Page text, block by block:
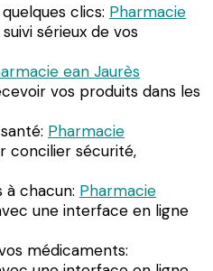
clics: Pharmacie
sérieux de vos
ean Jaurès
vos produits dans les
Pharmacie
concilier sécurité,
à chacun: Pharmacie
une interface en ligne
médicaments: